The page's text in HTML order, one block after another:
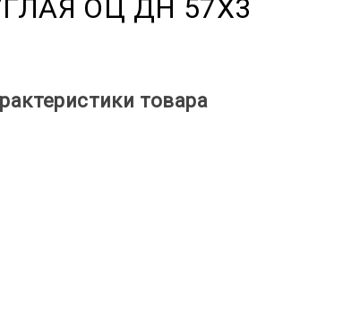
ОЦ ДН 57X3
товара